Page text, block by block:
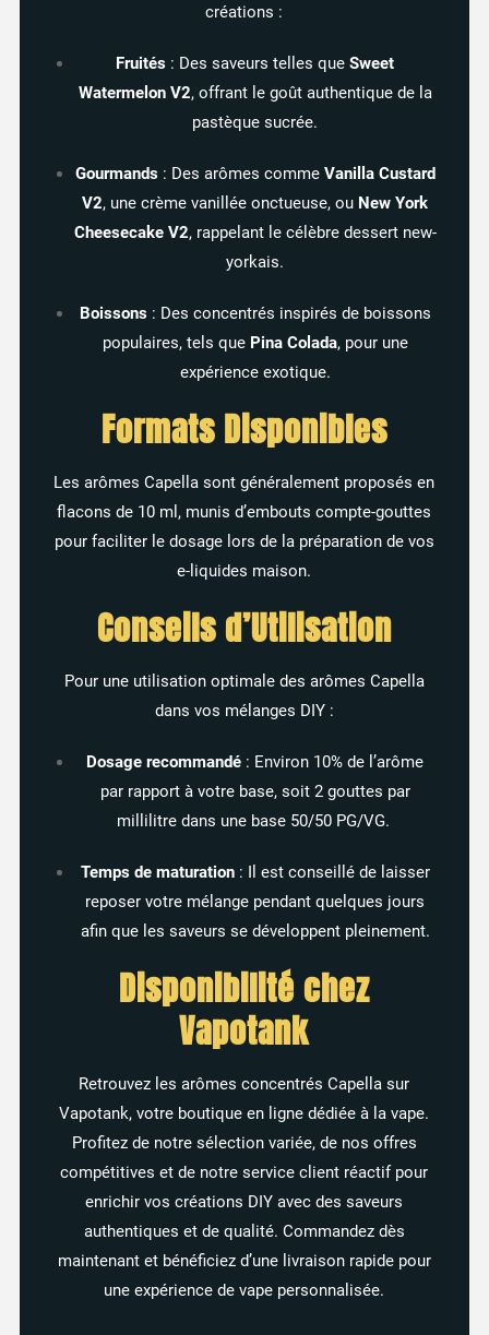
créations :​
Fruités : Des saveurs telles queSweet
Watermelon V2, offrant le goût authentique de la
pastèque sucrée.
Gourmands: Des arômes comme Vanilla Custard
V2, une crème vanillée onctueuse, ou New York
Cheesecake V2, rappelant le célèbre dessert new-
yorkais.
Boissons: Des concentrés inspirés de boissons
populaires, tels que Pina Colada, pour une
expérience exotique.
Formats Disponibles
Les arômes Capella sont généralement proposés en
flacons de 10 ml, munis d’embouts compte-gouttes
pour faciliter le dosage lors de la préparation de vos
e-liquides maison.
Conseils d’Utilisation
Pour une utilisation optimale des arômes Capella
dans vos mélanges DIY :
Dosage recommandé : Environ 10% de l’arôme
par rapport à votre base, soit 2 gouttes par
millilitre dans une base 50/50 PG/VG.
Temps de maturation: Il est conseillé de laisser
reposer votre mélange pendant quelques jours
afin que les saveurs se développent pleinement.
Disponibilité chez
Vapotank
Retrouvez les arômes concentrés Capella sur
Vapotank, votre boutique en ligne dédiée à la vape.
Profitez de notre sélection variée, de nos offres
compétitives et de notre service client réactif pour
enrichir vos créations DIY avec des saveurs
authentiques et de qualité. Commandez dès
maintenant et bénéficiez d’une livraison rapide pour
une expérience de vape personnalisée.